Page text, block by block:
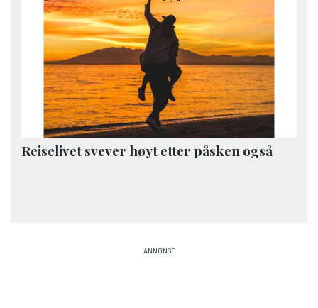
Reiselivet svever høyt etter påsken også